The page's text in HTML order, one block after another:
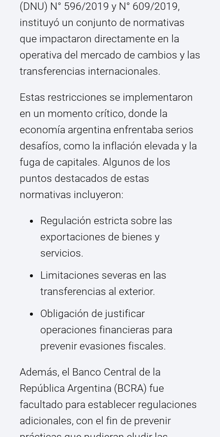
(DNU) N° 596/2019 y N° 609/2019,
instituyó un conjunto de normativas
que impactaron directamente en la
operativa del mercado de cambios y las
transferencias internacionales.
Estas restricciones se implementaron
en un momento crítico, donde la
economía argentina enfrentaba serios
desafíos, como la inflación elevada y la
fuga de capitales. Algunos de los
puntos destacados de estas
normativas incluyeron:
Regulación estricta sobre las
exportaciones de bienes y
servicios.
Limitaciones severas en las
transferencias al exterior.
Obligación de justificar
operaciones financieras para
prevenir evasiones fiscales.
Además, el Banco Central de la
República Argentina (BCRA) fue
facultado para establecer regulaciones
adicionales, con el fin de prevenir